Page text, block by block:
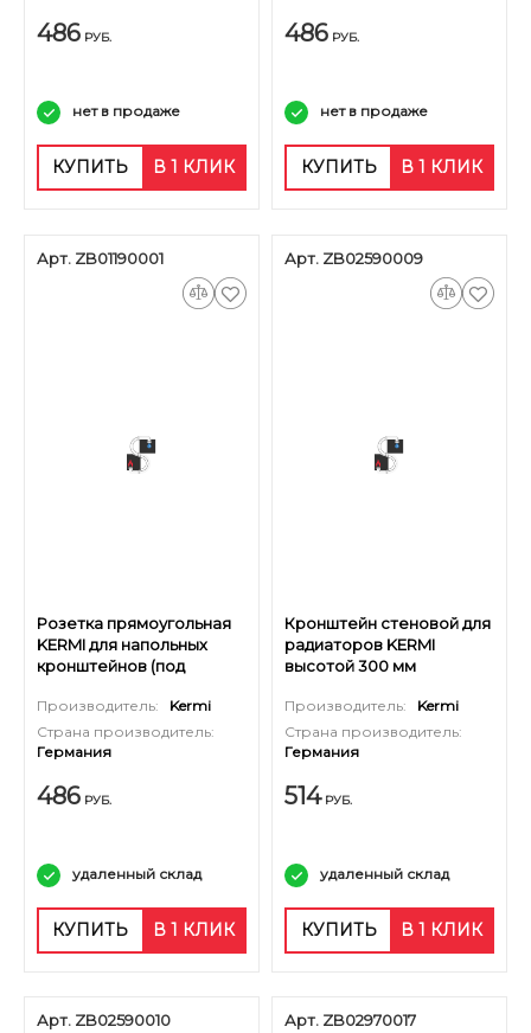
486 РУБ.
нет в продаже
КУПИТЬ В 1 КЛИК
486 РУБ.
нет в продаже
КУПИТЬ В 1 КЛИК
Арт. ZB01190001
Розетка прямоугольная
KERMI для напольных
кронштейнов (под
30x10 мм)
Производитель:
Kermi
Страна производитель:
Германия
486 РУБ.
удаленный склад
КУПИТЬ В 1 КЛИК
Арт. ZB02590009
Кронштейн стеновой для
радиаторов KERMI
высотой 300 мм
Производитель:
Kermi
Страна производитель:
Германия
514 РУБ.
удаленный склад
КУПИТЬ В 1 КЛИК
Арт. ZB02590010 Арт. ZB02970017